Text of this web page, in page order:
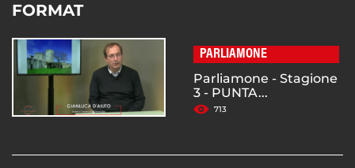
FORMAT
PARLIAMONE
Parliamone - Stagione
3 - PUNTA...
713